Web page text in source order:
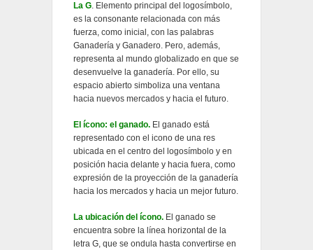
La G. Elemento principal del logosímbolo,
es la consonante relacionada con más
fuerza, como inicial, con las palabras
Ganadería y Ganadero. Pero, además,
representa al mundo globalizado en que se
desenvuelve la ganadería. Por ello, su
espacio abierto simboliza una ventana
hacia nuevos mercados y hacia el futuro.
El ícono: el ganado. El ganado está
representado con el icono de una res
ubicada en el centro del logosímbolo y en
posición hacia delante y hacia fuera, como
expresión de la proyección de la ganadería
hacia los mercados y hacia un mejor futuro.
La ubicación del ícono.El ganado se
encuentra sobre la línea horizontal de la
letra G, que se ondula hasta convertirse en